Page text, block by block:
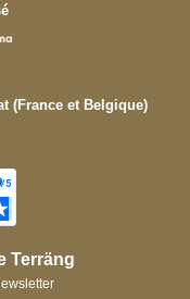
(France et Belgique)
Terräng